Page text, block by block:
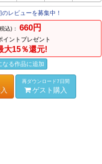
レビューを募集中！
込)： 660円
イントプレゼント
大15％還元!
なる作品に追加
再ダウンロード7日間
ゲスト購入